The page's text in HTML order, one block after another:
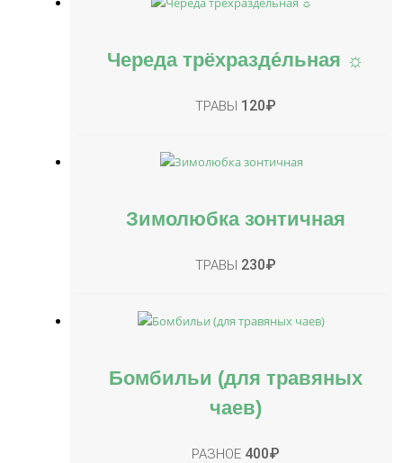
Череда трёхразде́льная ☼
ТРАВЫ 120₽
Зимолюбка зонтичная
ТРАВЫ 230₽
Бомбильи (для травяных
чаев)
РАЗНОЕ 400₽